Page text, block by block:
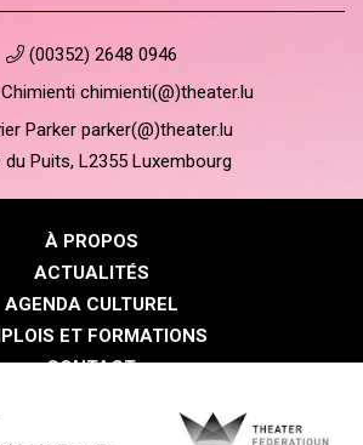
(00352) 2648 0946
chimienti(@)theater.lu
Parker parker(@)theater.lu
du Puits, L2355 Luxembourg
À PROPOS
ACTUALITÉS
AGENDA CULTUREL
ET FORMATIONS
CONTACT